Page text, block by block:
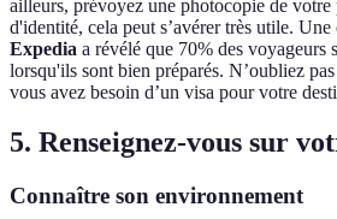
ailleurs, prévoyez une photocopie de votre
d'identité, cela peut s’avérer très utile. Une
Expedia a révélé que 70% des voyageurs
lorsqu'ils sont bien préparés. N’oubliez
vous avez besoin d’un visa pour votre
5. Renseignez-vous sur
Connaître son environnement